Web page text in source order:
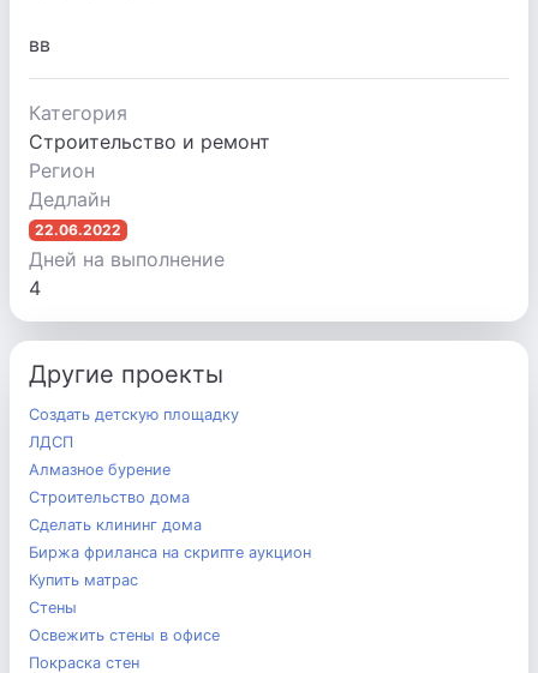
вв
Категория
Строительство и ремонт
Регион
Дедлайн
22.06.2022
Дней на выполнение
4
Другие проекты
Создать детскую площадку
ЛДСП
Алмазное бурение
Строительство дома
Сделать клининг дома
Биржа фриланса на скрипте аукцион
Купить матрас
Стены
Освежить стены в офисе
Покраска стен